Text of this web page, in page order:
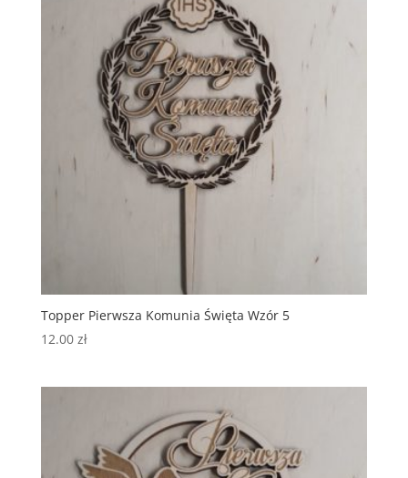
Topper Pierwsza Komunia Święta Wzór 5
12.00 zł